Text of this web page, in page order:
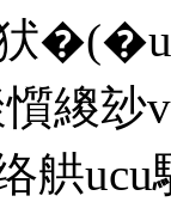
�(�
繌
络舼